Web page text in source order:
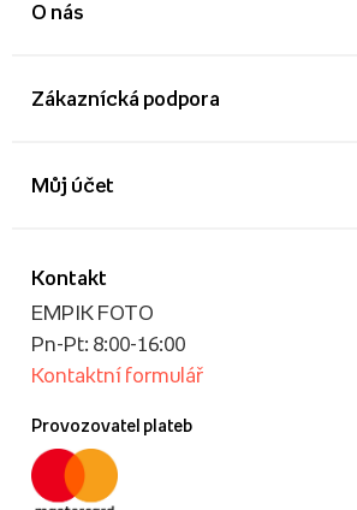
O nás
Zákaznícká podpora
Kontakt
EMPIK FOTO
Pn-Pt: 8:00-16:00
Kontaktní formulář
Provozovatel plateb
Můj účet